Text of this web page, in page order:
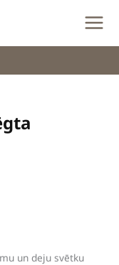
un deju svētku